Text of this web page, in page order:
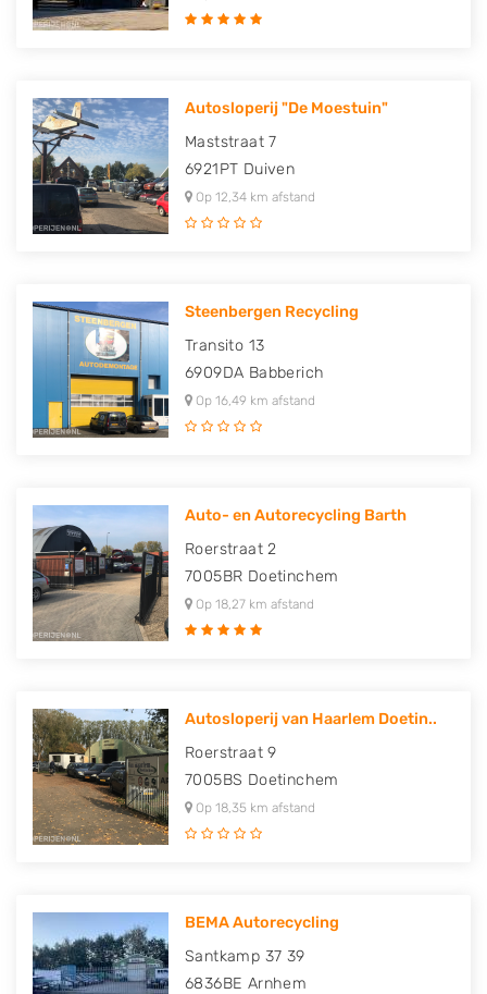
Autosloperij "De Moestuin"
Maststraat 7
6921PT Duiven
Op 12,34 km afstand
Steenbergen Recycling
Transito 13
6909DA Babberich
Op 16,49 km afstand
Auto- en Autorecycling Barth
Roerstraat 2
7005BR Doetinchem
Op 18,27 km afstand
Autosloperij van Haarlem Doetin..
Roerstraat 9
7005BS Doetinchem
Op 18,35 km afstand
BEMA Autorecycling
Santkamp 37 39
6836BE Arnhem